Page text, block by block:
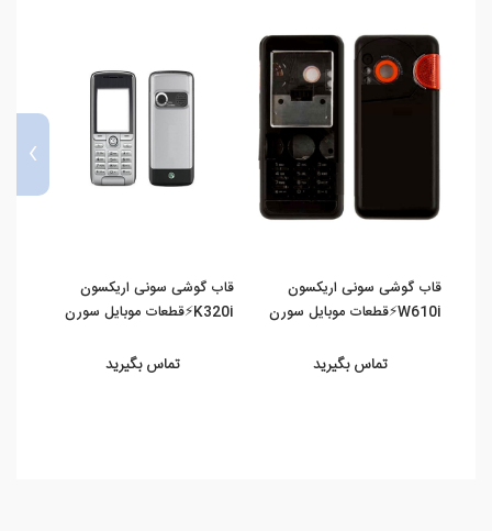
قاب گوشی سونی اریکسون
W610i⚡️قطعات موبایل سورن
تماس بگیرید
قاب گوشی سونی اریکسون
K320i⚡️قطعات موبایل سورن
تماس بگیرید
›